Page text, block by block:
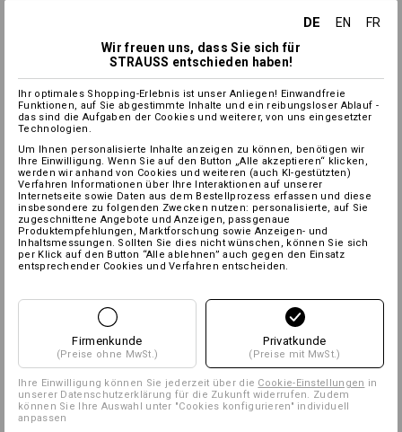
DE EN
FR
Wir freuen uns, dass Sie sich für
STRAUSS entschieden haben!
Ihr optimales Shopping-Erlebnis ist unser Anliegen! Einwandfreie
Funktionen, auf Sie abgestimmte Inhalte und ein reibungsloser Ablauf -
das sind die Aufgaben der Cookies und weiterer, von uns eingesetzter
Technologien.
Um Ihnen personalisierte Inhalte anzeigen zu können, benötigen wir
Ihre Einwilligung. Wenn Sie auf den Button „Alle akzeptieren“ klicken,
werden wir anhand von Cookies und weiteren (auch KI-gestützten)
Verfahren Informationen über Ihre Interaktionen auf unserer
Internetseite sowie Daten aus dem Bestellprozess erfassen und diese
insbesondere zu folgenden Zwecken nutzen: personalisierte, auf Sie
zugeschnittene Angebote und Anzeigen, passgenaue
Produktempfehlungen, Marktforschung sowie Anzeigen- und
Inhaltsmessungen. Sollten Sie dies nicht wünschen, können Sie sich
per Klick auf den Button “Alle ablehnen” auch gegen den Einsatz
entsprechender Cookies und Verfahren entscheiden.
Firmenkunde
(Preise ohne MwSt.)
Privatkunde
(Preise mit MwSt.)
Ihre Einwilligung können Sie jederzeit über die Cookie-Einstellungen in
unserer Datenschutzerklärung für die Zukunft widerrufen. Zudem
können Sie Ihre Auswahl unter "Cookies konfigurieren" individuell
anpassen